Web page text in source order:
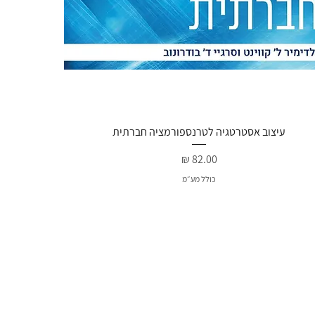
תצוגה מהירה
עיצוב אסטרטגיה לטרנספורמציה חברתית
מחיר‏82.00 ‏₪
כולל מע״מ